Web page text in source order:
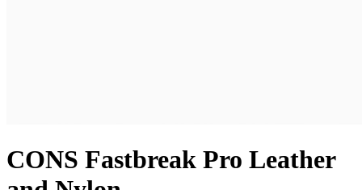
CONS Fastbreak Pro Leather